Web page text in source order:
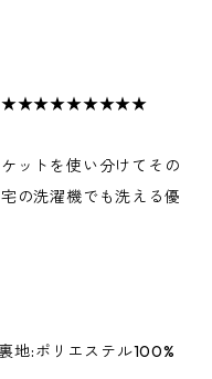
ットを使い分けてその
の洗濯機でも洗える優
地:ポリエステル100%